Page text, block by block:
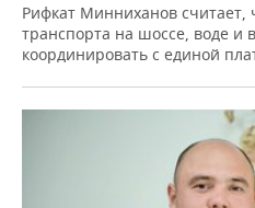
Рифкат Минниханов считает,
транспорта на шоссе, воде и
координировать с единой